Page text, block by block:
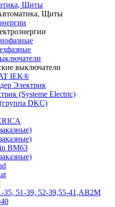
Щиты
Щиты
выключатели
IEK®
Электрик
(Systeme Electric)
DKC)
BM63
35, 51-39, 52-39,55-41,АВ2М